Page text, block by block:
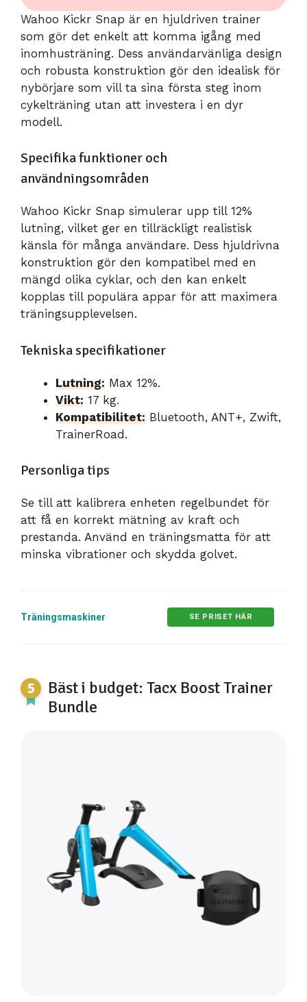
Wahoo Kickr Snap är en hjuldriven trainer
som gör det enkelt att komma igång med
inomhusträning. Dess användarvänliga design
och robusta konstruktion gör den idealisk för
nybörjare som vill ta sina första steg inom
cykelträning utan att investera i en dyr
modell.
Specifika funktioner och
användningsområden
Wahoo Kickr Snap simulerar upp till 12%
lutning, vilket ger en tillräckligt realistisk
känsla för många användare. Dess hjuldrivna
konstruktion gör den kompatibel med en
mängd olika cyklar, och den kan enkelt
kopplas till populära appar för att maximera
träningsupplevelsen.
Tekniska specifikationer
Lutning: Max 12%.
Vikt: 17 kg.
Kompatibilitet: Bluetooth, ANT+, Zwift,
TrainerRoad.
Personliga tips
Se till att kalibrera enheten regelbundet för
att få en korrekt mätning av kraft och
prestanda. Använd en träningsmatta för att
minska vibrationer och skydda golvet.
Träningsmaskiner SE PRISET HÄR
Bäst i budget: Tacx Boost Trainer
Bundle